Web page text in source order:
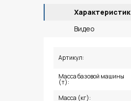
Артикул:
Масса базовой машины
(т):
Масса (кг):
Характеристик
Видео